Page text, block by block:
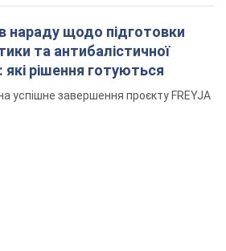
нараду щодо підготовки
які рішення готуються
успішне завершення проєкту FREYJA